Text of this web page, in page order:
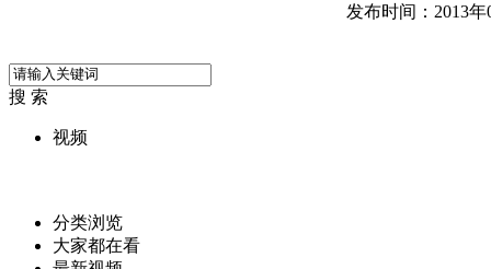
发布时间：2013年
搜 索
视频
分类浏览
大家都在看